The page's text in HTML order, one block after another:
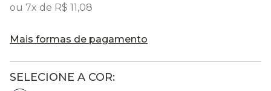
ou 7x de R$ 11,08
Mais formas de pagamento